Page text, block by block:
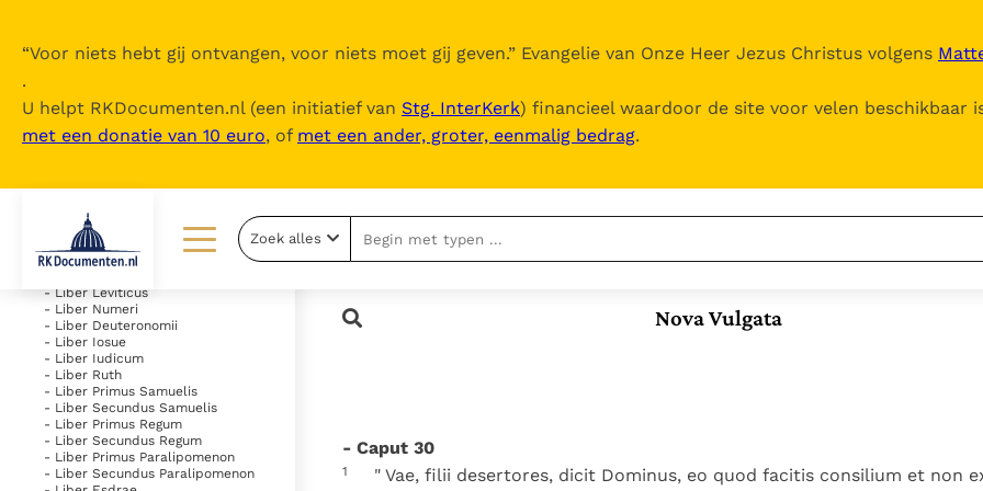
“Voor niets hebt gij ontvangen, voor niets moet gij geven.” Evangelie van Onze Heer Jezus Christus volgens
.
U helpt RKDocumenten.nl (een initiatief van Stg. InterKerk) financieel waardoor de site voor velen beschikbaar
met een donatie van 10 euro, of met een ander, groter, eenmalig bedrag.
Lezen
Documenten
Bijbel
Thema’s
Berichten
Over ons
Over RK Documenten
Nieuwsbrief
parel van Gods
Gods Koninkrijk
Het Vaticaan publiceert
toe
stad is zowel een gave
Zoek alles
Nova Vulgata
uitklappen
- Vetus Testamentum
- Liber Genesis
- Liber Leviticus
- Liber Numeri
- Liber Deuteronomii
- Liber Iosue
- Liber Iudicum
- Liber Ruth
- Liber Primus Samuelis
- Liber Secundus Samuelis
- Liber Primus Regum
- Liber Secundus Regum
- Liber Primus Paralipomenon
- Liber Secundus Paralipomenon
- Caput 30
1
" Vae, filii desertores, dicit Dominus, eo quod facitis consilium et non